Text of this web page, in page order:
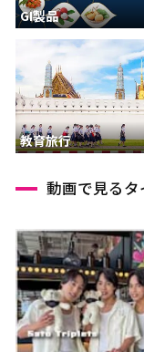
GI製品
教育旅行
動画で見るタ